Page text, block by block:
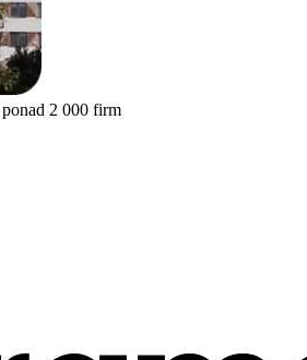
2 000 firm